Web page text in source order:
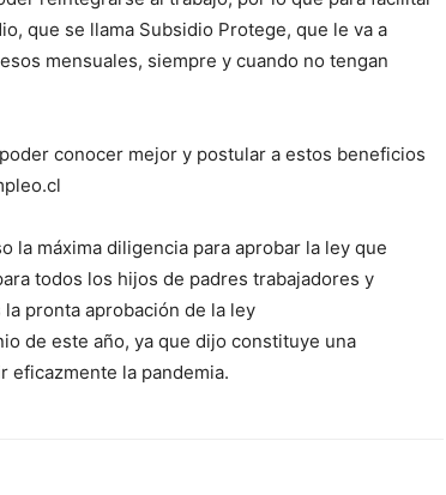
arriba/abajo
para
aumentar
el
que se llama Subsidio Protege, que le va a
mensuales, siempre y cuando no tengan
conocer mejor y postular a estos beneficios
la máxima diligencia para aprobar la ley que
todos los hijos de padres trabajadores y
pronta aprobación de la ley
de este año, ya que dijo constituye una
eficazmente la pandemia.